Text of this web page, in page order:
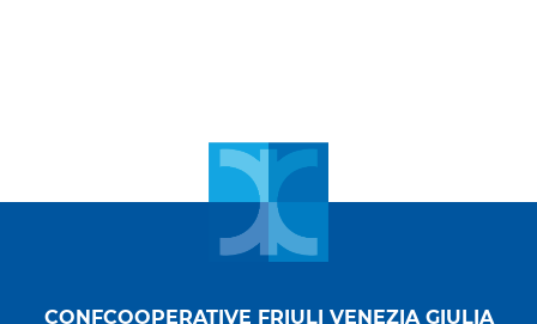
CONFCOOPERATIVE FRIULI VENEZIA GIULIA